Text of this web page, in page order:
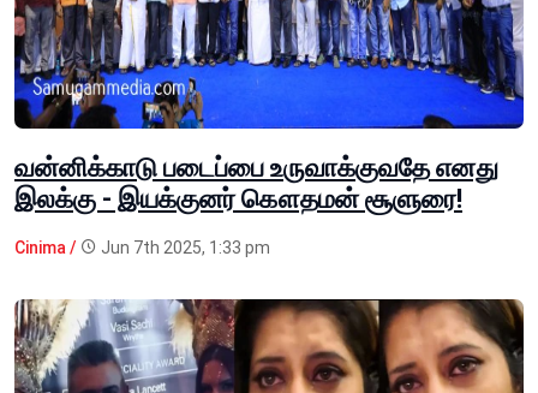
வன்னிக்காடு படைப்பை உருவாக்குவதே எனது
இலக்கு - இயக்குனர் கௌதமன் சூளுரை!
Cinima / Jun 7th 2025, 1:33 pm